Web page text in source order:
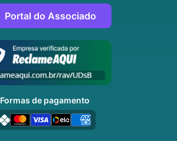
Portal do Associado
Formas de pagamento